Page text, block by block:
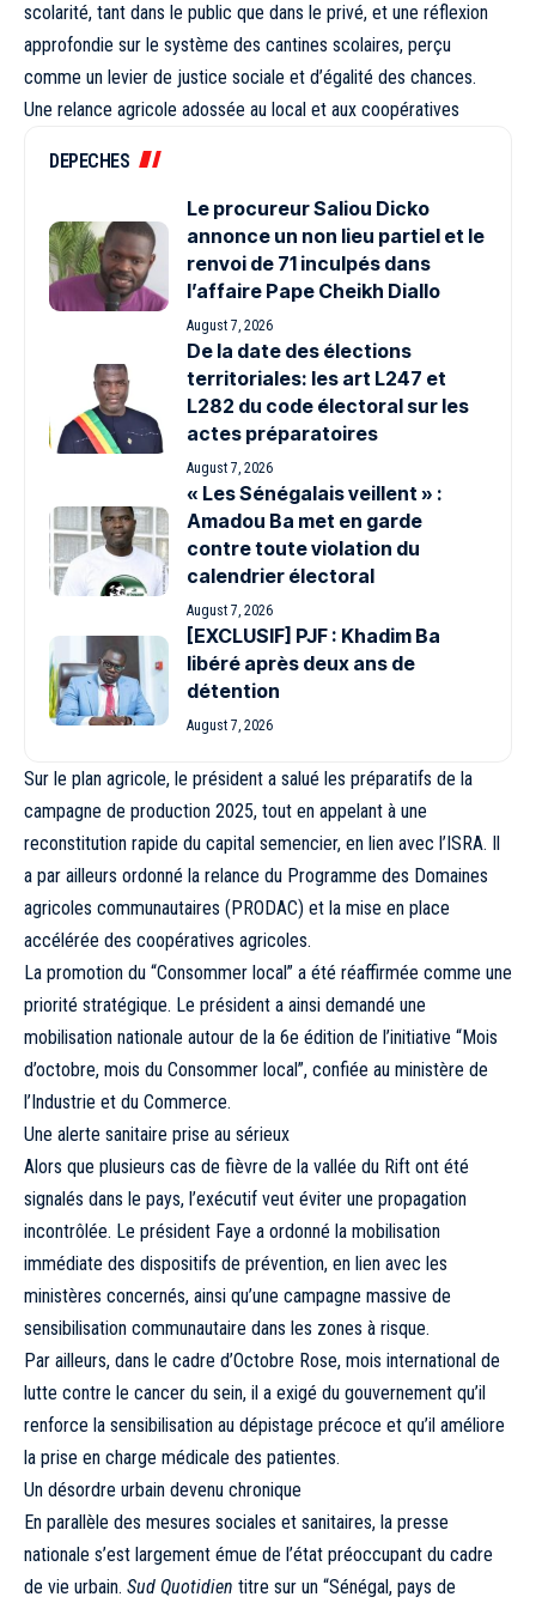
scolarité, tant dans le public que dans le privé, et une réflexion
approfondie sur le système des cantines scolaires, perçu
comme un levier de justice sociale et d’égalité des chances.
Une relance agricole adossée au local et aux coopératives
DEPECHES
Le procureur Saliou Dicko
annonce un non lieu partiel et le
renvoi de 71 inculpés dans
l’affaire Pape Cheikh Diallo
August 7, 2026
De la date des élections
territoriales: les art L247 et
L282 du code électoral sur les
actes préparatoires
August 7, 2026
« Les Sénégalais veillent » :
Amadou Ba met en garde
contre toute violation du
calendrier électoral
August 7, 2026
[EXCLUSIF] PJF : Khadim Ba
libéré après deux ans de
détention
August 7, 2026
Sur le plan agricole, le président a salué les préparatifs de la
campagne de production 2025, tout en appelant à une
reconstitution rapide du capital semencier, en lien avec l’ISRA. Il
a par ailleurs ordonné la relance du Programme des Domaines
agricoles communautaires (PRODAC) et la mise en place
accélérée des coopératives agricoles.
La promotion du “Consommer local” a été réaffirmée comme une
priorité stratégique. Le président a ainsi demandé une
mobilisation nationale autour de la 6e édition de l’initiative “Mois
d’octobre, mois du Consommer local”, confiée au ministère de
l’Industrie et du Commerce.
Une alerte sanitaire prise au sérieux
Alors que plusieurs cas de fièvre de la vallée du Rift ont été
signalés dans le pays, l’exécutif veut éviter une propagation
incontrôlée. Le président Faye a ordonné la mobilisation
immédiate des dispositifs de prévention, en lien avec les
ministères concernés, ainsi qu’une campagne massive de
sensibilisation communautaire dans les zones à risque.
Par ailleurs, dans le cadre d’Octobre Rose, mois international de
lutte contre le cancer du sein, il a exigé du gouvernement qu’il
renforce la sensibilisation au dépistage précoce et qu’il améliore
la prise en charge médicale des patientes.
Un désordre urbain devenu chronique
En parallèle des mesures sociales et sanitaires, la presse
nationale s’est largement émue de l’état préoccupant du cadre
de vie urbain. Sud Quotidien titre sur un “Sénégal, pays de